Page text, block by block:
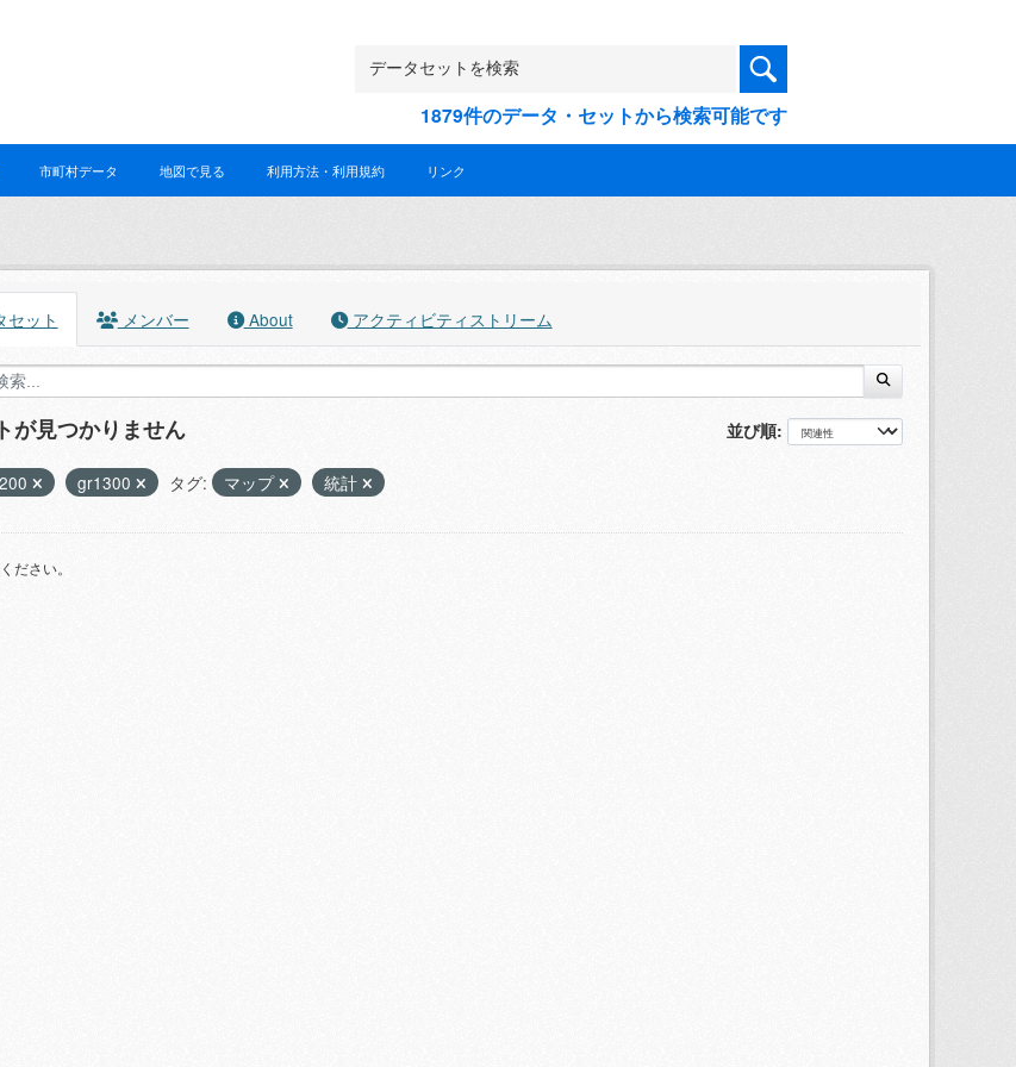
1879件のデータ・セットから検索可能です
市町村データ 地図で見る 利用方法・利用規約 リンク
ット メンバー About アクティビティストリーム
並び順
が見つかりません
gr1300 タグ: マップ 統計
ださい。